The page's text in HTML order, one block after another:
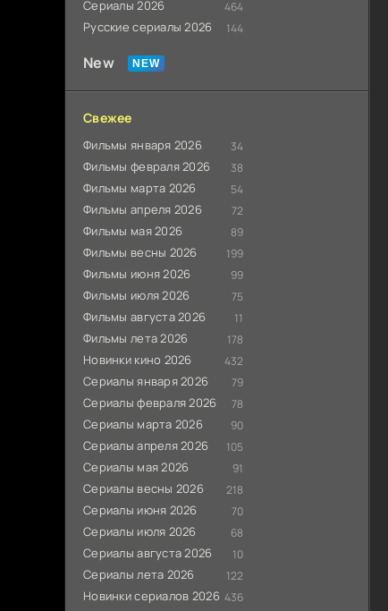
Сериалы 2026 464
Русские сериалы 2026 144
New
Свежее
Фильмы января 2026 34
Фильмы февраля 2026 38
Фильмы марта 2026 54
Фильмы апреля 2026 72
Фильмы мая 2026 89
Фильмы весны 2026 199
Фильмы июня 2026 99
Фильмы июля 2026 75
Фильмы августа 2026 11
Фильмы лета 2026 178
Новинки кино 2026 432
Сериалы января 2026 79
Сериалы февраля 2026 78
Сериалы марта 2026 90
Сериалы апреля 2026 105
Сериалы мая 2026 91
Сериалы весны 2026 218
Сериалы июня 2026 70
Сериалы июля 2026 68
Сериалы августа 2026 10
Сериалы лета 2026 122
Новинки сериалов 2026 436